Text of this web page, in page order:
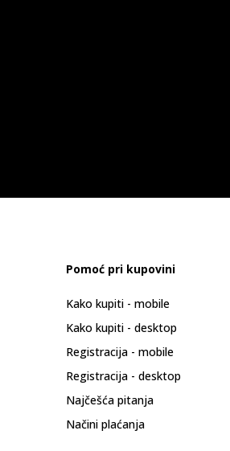
Pomoć pri kupovini
Kako kupiti - mobile
Kako kupiti - desktop
Registracija - mobile
Registracija - desktop
Najčešća pitanja
Načini plaćanja